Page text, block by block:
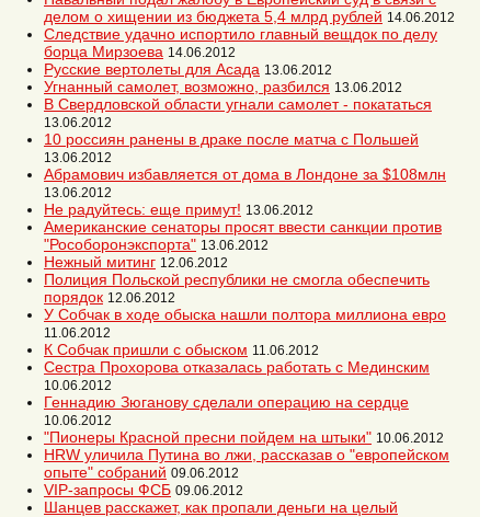
делом о хищении из бюджета 5,4 млрд рублей 14.06.2012
Следствие удачно испортило главный вещдок по делу
борца Мирзоева 14.06.2012
Русские вертолеты для Асада 13.06.2012
Угнанный самолет, возможно, разбился 13.06.2012
В Свердловской области угнали самолет - покататься
13.06.2012
10 россиян ранены в драке после матча с Польшей
13.06.2012
Абрамович избавляется от дома в Лондоне за $108млн
13.06.2012
Не радуйтесь: еще примут! 13.06.2012
Американские сенаторы просят ввести санкции против
"Рособоронэкспорта" 13.06.2012
Нежный митинг 12.06.2012
Полиция Польской республики не смогла обеспечить
порядок 12.06.2012
У Собчак в ходе обыска нашли полтора миллиона евро
11.06.2012
К Собчак пришли с обыском 11.06.2012
Сестра Прохорова отказалась работать с Мединским
10.06.2012
Геннадию Зюганову сделали операцию на сердце
10.06.2012
"Пионеры Красной пресни пойдем на штыки" 10.06.2012
HRW уличила Путина во лжи, рассказав о "европейском
опыте" собраний 09.06.2012
VIP-запросы ФСБ 09.06.2012
Шанцев расскажет, как пропали деньги на целый